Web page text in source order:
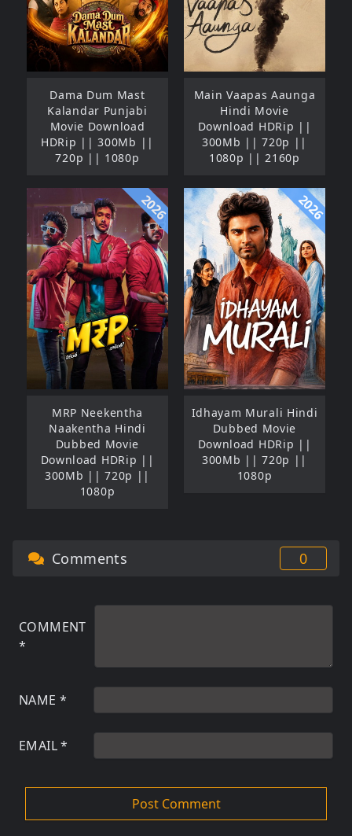
Dama Dum Mast
Kalandar Punjabi
Movie Download
HDRip || 300Mb ||
720p || 1080p
Main Vaapas Aaunga
Hindi Movie
Download HDRip ||
300Mb || 720p ||
1080p || 2160p
2026
MRP Neekentha
Naakentha Hindi
Dubbed Movie
Download HDRip ||
300Mb || 720p ||
1080p
2026
Idhayam Murali Hindi
Dubbed Movie
Download HDRip ||
300Mb || 720p ||
1080p
Comments 0
COMMENT
*
NAME *
EMAIL*